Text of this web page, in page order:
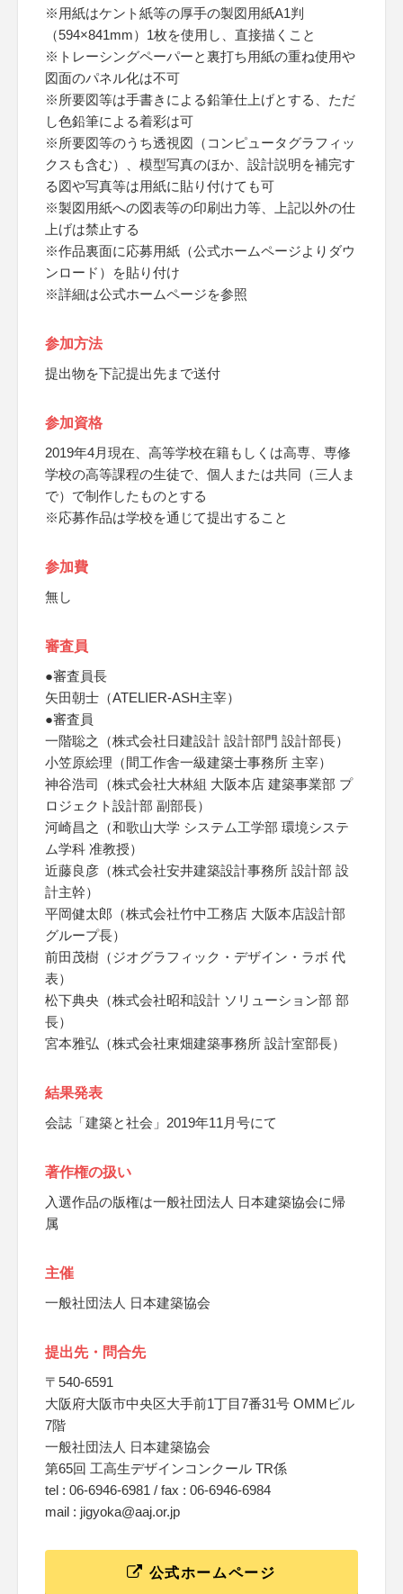
※用紙はケント紙等の厚手の製図用紙A1判
（594×841mm）1枚を使用し、直接描くこと
※トレーシングペーパーと裏打ち用紙の重ね使用や
図面のパネル化は不可
※所要図等は手書きによる鉛筆仕上げとする、ただ
し色鉛筆による着彩は可
※所要図等のうち透視図（コンピュータグラフィッ
クスも含む）、模型写真のほか、設計説明を補完す
る図や写真等は用紙に貼り付けても可
※製図用紙への図表等の印刷出力等、上記以外の仕
上げは禁止する
※作品裏面に応募用紙（公式ホームページよりダウ
ンロード）を貼り付け
※詳細は公式ホームページを参照
参加方法
提出物を下記提出先まで送付
参加資格
2019年4月現在、高等学校在籍もしくは高専、専修
学校の高等課程の生徒で、個人または共同（三人ま
で）で制作したものとする
※応募作品は学校を通じて提出すること
参加費
無し
審査員
●審査員長
矢田朝士（ATELIER-ASH主宰）
●審査員
一階聡之（株式会社日建設計 設計部門 設計部長）
小笠原絵理（間工作舎一級建築士事務所 主宰）
神谷浩司（株式会社大林組 大阪本店 建築事業部 プ
ロジェクト設計部 副部長）
河崎昌之（和歌山大学 システム工学部 環境システ
ム学科 准教授）
近藤良彦（株式会社安井建築設計事務所 設計部 設
計主幹）
平岡健太郎（株式会社竹中工務店 大阪本店設計部
グループ長）
前田茂樹（ジオグラフィック・デザイン・ラボ 代
表）
松下典央（株式会社昭和設計 ソリューション部 部
長）
宮本雅弘（株式会社東畑建築事務所 設計室部長）
結果発表
会誌「建築と社会」2019年11月号にて
著作権の扱い
入選作品の版権は一般社団法人 日本建築協会に帰
属
主催
一般社団法人 日本建築協会
提出先・問合先
〒540-6591
大阪府大阪市中央区大手前1丁目7番31号 OMMビル
7階
一般社団法人 日本建築協会
第65回 工高生デザインコンクール TR係
tel : 06-6946-6981 / fax : 06-6946-6984
mail : jigyoka@aaj.or.jp
公式ホームページ